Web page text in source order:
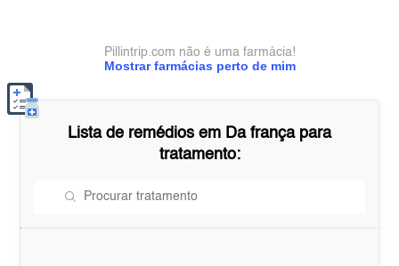
Mostrar farmácias perto de mim
Pillintrip.com não é uma farmácia!
Lista de remédios em Da françapara
tratamento: